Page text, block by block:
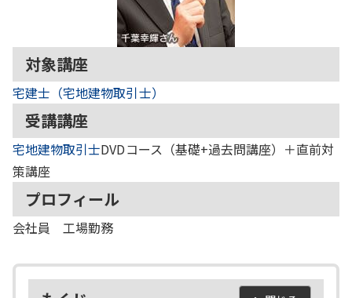
対象講座
宅建士（宅地建物取引士）
受講講座
宅地建物取引士DVDコース（基礎+過去問講座）＋直前対
策講座
プロフィール
会社員 工場勤務